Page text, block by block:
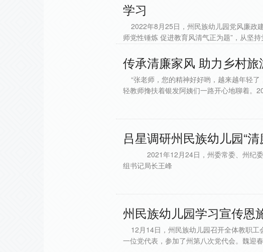
学习
2022年8月25日，州民族幼儿园党风廉政
师党性锤炼 促进教育风清气正为题”，从坚
传承清廉家风 助力乡村旅
“张老师，您的精神好好哟，越来越年轻了
轻教师搀扶着银发阿姨们一路开心地聊着。
吕星调研州民族幼儿园“
2021年12月24日，州委常委、州纪委书
组书记局长王峰
州民族幼儿园学习宣传恩
12月14日，州民族幼儿园召开全体教职工
一位党代表，参加了州第八次党代会。魏迎